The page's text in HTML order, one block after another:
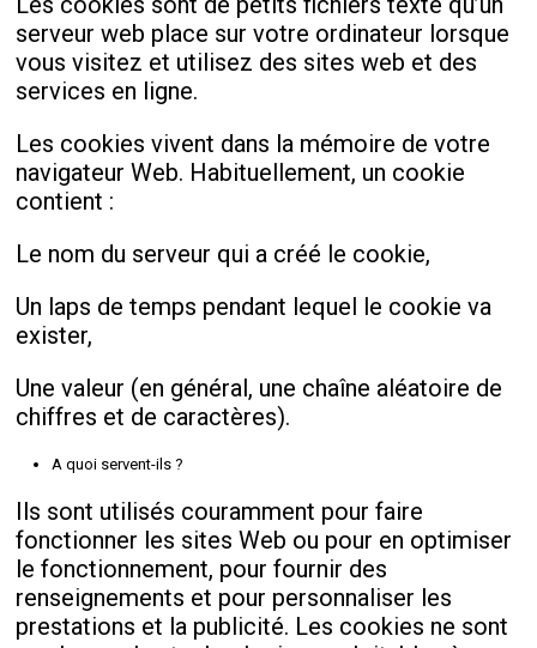
serveur web place sur votre ordinateur lorsque
vous visitez et utilisez des sites web et des
services en ligne.
Les cookies vivent dans la mémoire de votre
navigateur Web. Habituellement, un cookie
contient :
Le nom du serveur qui a créé le cookie,
Un laps de temps pendant lequel le cookie va
exister,
Une valeur (en général, une chaîne aléatoire de
chiffres et de caractères).
A quoi servent-ils ?
Ils sont utilisés couramment pour faire
fonctionner les sites Web ou pour en optimiser
le fonctionnement, pour fournir des
renseignements et pour personnaliser les
prestations et la publicité. Les cookies ne sont